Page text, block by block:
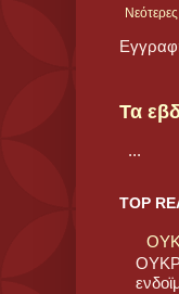
Τα
...
TOP